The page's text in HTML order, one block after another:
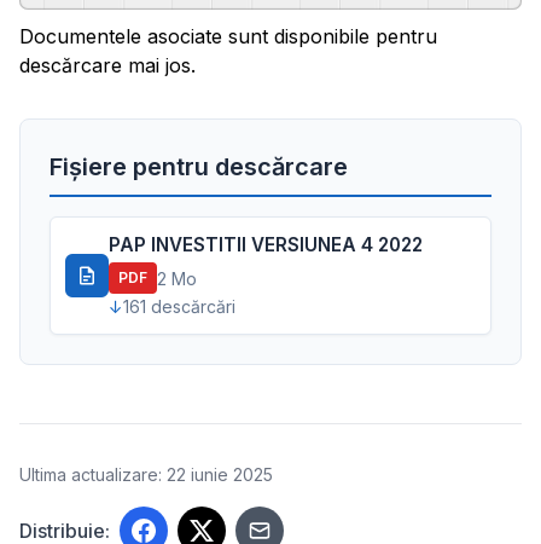
Documentele asociate sunt disponibile pentru
descărcare mai jos.
Fișiere pentru descărcare
PAP INVESTITII VERSIUNEA 4 2022
PDF 2 Mo
161 descărcări
Ultima actualizare: 22 iunie 2025
Distribuie: